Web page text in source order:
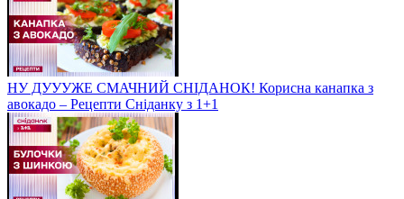
НУ ДУУУЖЕ СМАЧНИЙ СНІДАНОК! Корисна канапка з
авокадо – Рецепти Сніданку з 1+1